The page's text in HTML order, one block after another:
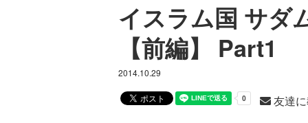
イスラム国 サダ
【前編】 Part1
2014.10.29
友達